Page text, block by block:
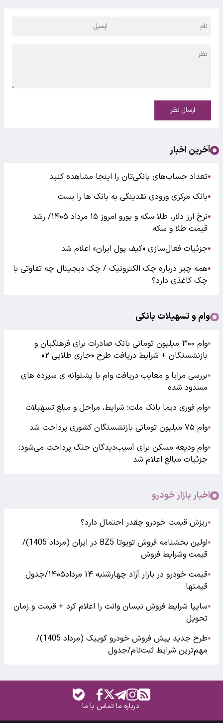
ارسال نظر
آخرین اخبار
●تعداد حساب‌های بانکی‌تان را اینجا مشاهده کنید
●بانک مرکزی ورودی نقدینگی به بانک ها را بست
●
نرخ ارز دلار، طلا سکه و یورو امروز ۱۵ مرداد ۱۴۰۵/ رشد
قیمت طلا و سکه
●جزئیات فعال‌سازی «کیف پول ایران» اعلام شد
●همه چیز درباره چک الکترونیک / چک دیجیتال چه تفاوتی با
چک کاغذی دارد؟
وام و تسهیلات بانکی
●
وام ۳۰۰ میلیون تومانی بانک صادرات برای فرهنگیان و
بازنشستگان + شرایط دریافت طرح «جاری طلایی ۲»
●بررسی مزایا و معایب دریافت وام با پشتوانه ی سپرده های
مسدود شده
●وام فوری دیما بانک ملت؛ شرایط، مراحل و مبلغ تسهیلات
●وام ۷۵ میلیون تومانی بازنشستگان کشوری پرداخت شد
●وام ودیعه مسکن برای آسیب‌دیدگان جنگ پرداخت می‌شود؛
جزئیات مبالغ اعلام شد
اخبار بازار خودرو
●ریزش قیمت خودرو چقدر احتمال دارد؟
●
اولین بخشنامه فروش تویوتا BZ5 در ایران (مرداد 1405)/
قیمت وشرایط فروش
●
قیمت خودرو در بازار آزاد چهارشنبه ۱۴ مرداد۱۴۰۵/جدول
قیمتها
●سایپا شرایط فروش نیسان وانت را اعلام کرد + قیمت و زمان
تحویل
●
طرح جدید پیش فروش خودرو کوییک (مرداد 1405)/
مهم‌ترین شرایط ثبت‌نام/جدول
درباره ماتماس با ما